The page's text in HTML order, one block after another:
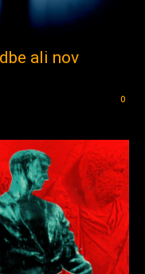
ali nov
0